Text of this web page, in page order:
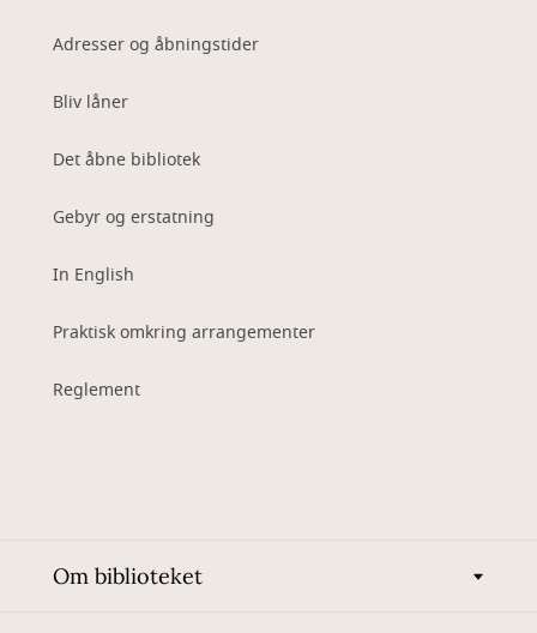
Adresser og åbningstider
Bliv låner
Det åbne bibliotek
Gebyr og erstatning
In English
Praktisk omkring arrangementer
Reglement
Om biblioteket